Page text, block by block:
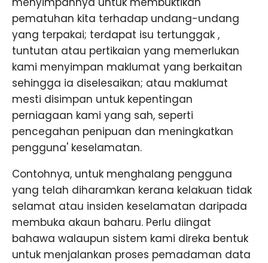
pematuhan kita terhadap undang-undang
yang terpakai; terdapat isu tertunggak ,
tuntutan atau pertikaian yang memerlukan
kami menyimpan maklumat yang berkaitan
sehingga ia diselesaikan; atau maklumat
mesti disimpan untuk kepentingan
perniagaan kami yang sah, seperti
pencegahan penipuan dan meningkatkan
pengguna' keselamatan.
Contohnya, untuk menghalang pengguna
yang telah diharamkan kerana kelakuan tidak
selamat atau insiden keselamatan daripada
membuka akaun baharu. Perlu diingat
bahawa walaupun sistem kami direka bentuk
untuk menjalankan proses pemadaman data